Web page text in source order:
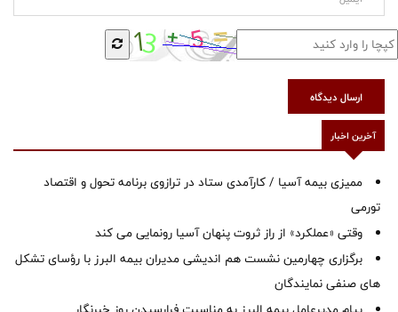
ارسال دیدگاه
آخرین اخبار
ممیزی بیمه آسیا / کارآمدی ستاد در ترازوی برنامه تحول و اقتصاد
تورمی
وقتی «عملکرد» از راز ثروت پنهان آسیا رونمایی می کند
برگزاری چهارمین نشست هم اندیشی مدیران بیمه البرز با رؤسای تشکل
های صنفی نمایندگان